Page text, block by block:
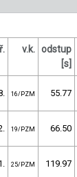
v.k. odstup
[s]
16/PZM 55.77
19/PZM 66.50
25/PZM 119.97